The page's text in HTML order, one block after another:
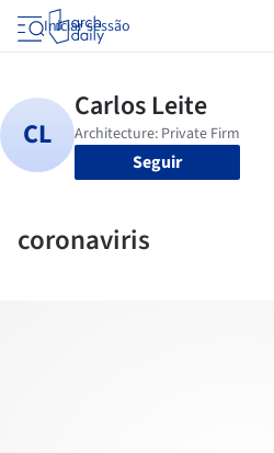
Iniciar sessão
Seguir
coronaviris